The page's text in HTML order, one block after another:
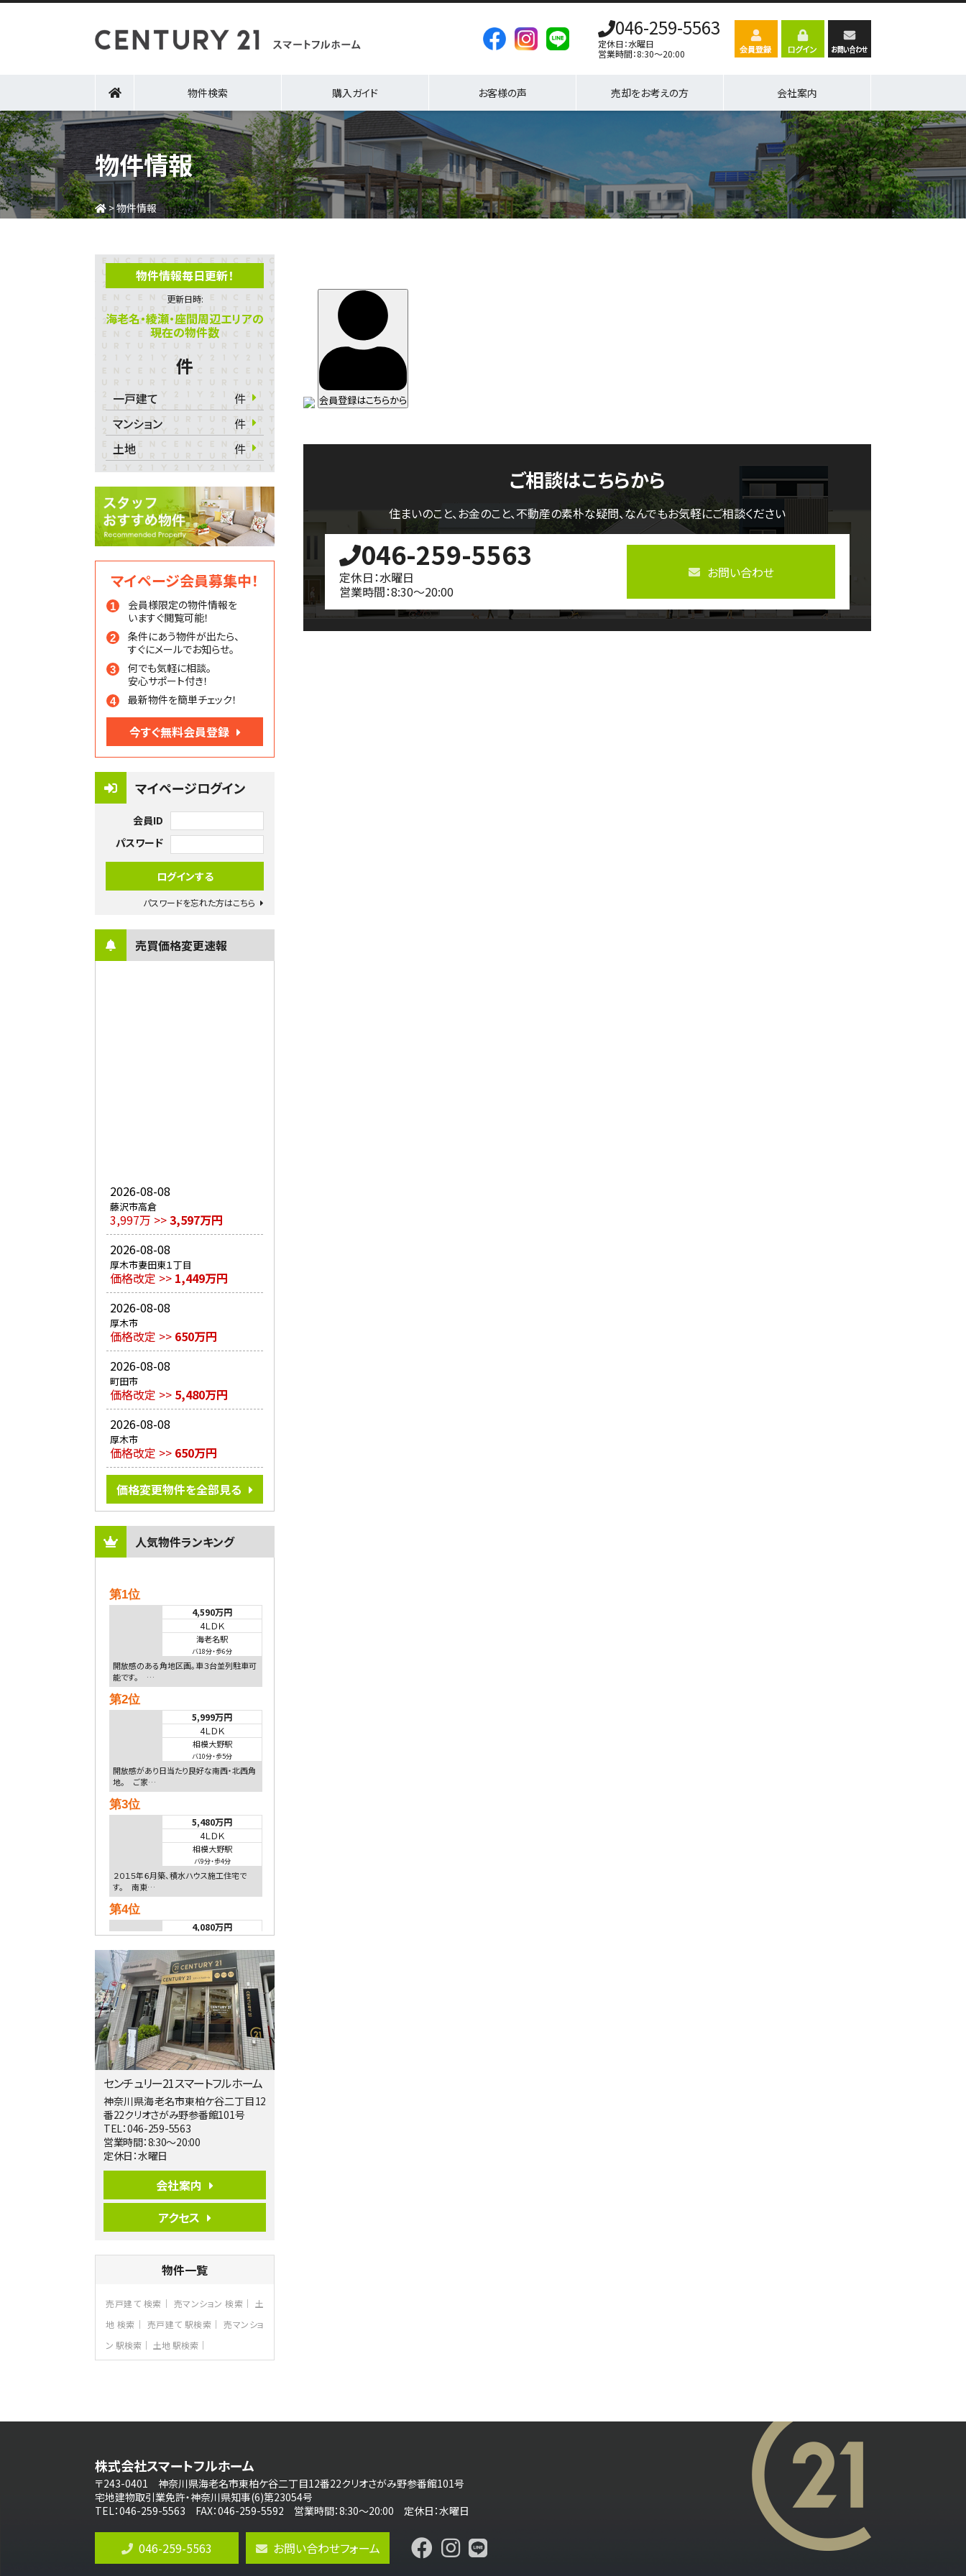
046-259-5563
定休日：水曜日
営業時間：8:30～20:00
物件検索 購入ガイド お客様の声 売却をお考えの方 会社案内
物件情報
>物件情報
物件情報毎日更新！
更新日時:
海老名・綾瀬・座間周辺エリアの
現在の物件数
件
一戸建て
件
マンション
件
土地
件
マイページ会員募集中！
会員様限定の物件情報を
いますぐ閲覧可能！
条件にあう物件が出たら、
すぐにメールでお知らせ。
何でも気軽に相談。
安心サポート付き！
最新物件を簡単チェック！
今すぐ無料会員登録
マイページログイン
会員ID
パスワード
パスワードを忘れた方はこちら
売買価格変更速報
2026-08-08
藤沢市高倉
3,997万 >>3,597万円
2026-08-08
厚木市妻田東１丁目
価格改定 >> 1,449万円
2026-08-08
厚木市
価格改定 >> 650万円
2026-08-08
町田市
価格改定 >> 5,480万円
2026-08-08
厚木市
価格改定 >> 650万円
価格変更物件を全部見る
人気物件ランキング
第1位
4,590万円
4ＬＤＫ
海老名駅
バ18分・歩6分
開放感のある角地区画。車３台並列駐車可
能です。 …
第2位
5,999万円
4ＬＤＫ
相模大野駅
バ10分・歩5分
開放感があり日当たり良好な南西・北西角
地。 ご家…
第3位
5,480万円
4ＬＤＫ
相模大野駅
バ9分・歩4分
２０１５年６月築、積水ハウス施工住宅で
す。 南東…
第4位
4,080万円
淵野辺駅
歩17分
南側道路に面しており日当たり良好。 キ
ッチンから…
第5位
3,680万円
4ＬＤＫ
橋本駅
バ19分・歩8分
開放感があり日当たり良好な南西・北西角
地区画。 …
第6位
3,680万円
ご家族が集まるLDKは１７．５帖とゆとりあ
る広さ…
4ＳＬＤＫ
海老名駅
並列2台駐…
第8位
3,990万円
4ＬＤＫ
4ＬＤＫ
桜ヶ丘駅
バ14分 ・歩4分
LDK約20帖とゆとりある広さ！WIC、SIC
の…
3,598万円
センチュリー21スマートフルホーム
神奈川県海老名市東柏ケ谷二丁目12
番22クリオさがみ野参番館101号
TEL：046-259-5563
営業時間：8:30～20:00
定休日：水曜日
会社案内
アクセス
物件一覧
売戸建て 検索 売マンション 検索
土
地 検索
売戸建て 駅検索
売マンショ
ン 駅検索
土地 駅検索
会員登録はこちらから
ご相談はこちらから
住まいのこと、お金のこと、不動産の素朴な疑問、なんでもお気軽にご相談ください
046-259-5563
定休日：水曜日
営業時間：8:30～20:00
お問い合わせ
株式会社スマートフルホーム
〒243-0401 神奈川県海老名市東柏ケ谷二丁目12番22クリオさがみ野参番館101号
宅地建物取引業免許・神奈川県知事(6)第23054号
TEL：046-259-5563 FAX：046-259-5592 営業時間：8:30～20:00 定休日：水曜日
046-259-5563 お問い合わせフォーム